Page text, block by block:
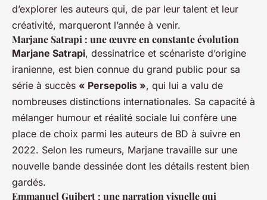
d’explorer les auteurs qui, de par leur talent et leur
créativité, marqueront l’année à venir.
Marjane Satrapi : une œuvre en constante évolution
Marjane Satrapi, dessinatrice et scénariste d’origine
iranienne, est bien connue du grand public pour sa
série à succès « Persepolis », qui lui a valu de
nombreuses distinctions internationales. Sa capacité à
mélanger humour et réalité sociale lui confère une
place de choix parmi les auteurs de BD à suivre en
2022. Selon les rumeurs, Marjane travaille sur une
nouvelle bande dessinée dont les détails restent bien
gardés.
Emmanuel Guibert : une narration visuelle qui